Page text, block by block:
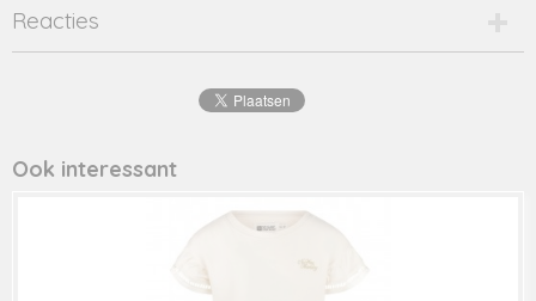
Productcode
1985-11088
Productcode leverancier
Reacties
Ook interessant